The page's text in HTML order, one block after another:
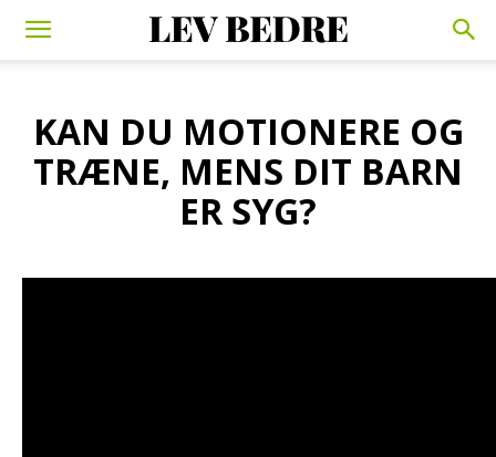
KAN DU MOTIONERE OG
TRÆNE, MENS DIT BARN
ER SYG?